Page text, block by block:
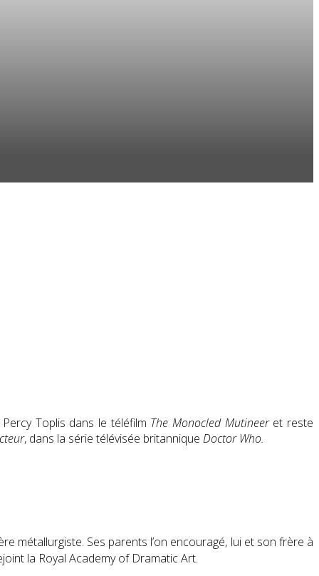
Toplis dans le téléfilm The Monocled Mutineeret reste
, dans la série télévisée britannique Doctor Who.
métallurgiste. Ses parents l’on encouragé, lui et son frère à
la Royal Academy of Dramatic Art.